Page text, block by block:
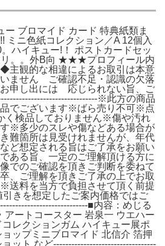
ー ブロマイド カード 特典紙類ま
ミニ色紙コレクション／A 12個入
ハイキュー!！ ポストカードセッ
リ。。外B向 ★★★プロフィール内
観的な相違によるお取引は本意
ません ご確認不足・認識の欠落
申し出には 応じられない旨、ご
※此方の商品
でございます※ばら売り不可※点
く検品しておりません※傷や汚れ
※多少のスレや傷などある場合が
難箇所は見受けれませんが、年代
ど想定される旨はご了承をお願い
ある旨、一定のご理解頂ける方に
でのご確認を頂きご判断を委ねて
、ご理解を頂きご了承の上でお取
送料を当方で負担させて頂く前提
きを想定したご案内価格ではご
■内容：めじる
アートコースター 岩泉一 ウエハー
レクションガム ハイキュー展ポ
ップミニブロマイド 北信介 箔押
ット など----------------------------------